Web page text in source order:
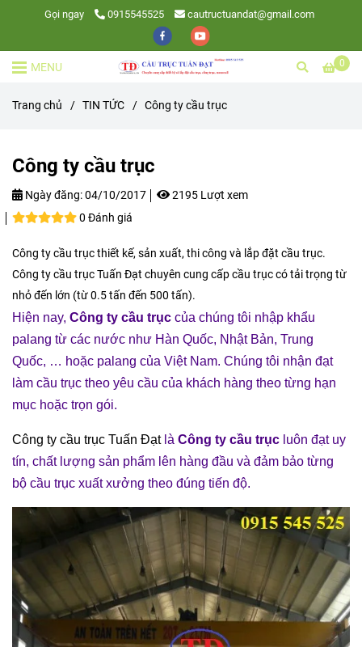
Gọi ngay 0915545525 cautructuandat@gmail.com
0
MENU
Trang chủ / TIN TỨC / Công ty cầu trục
Công ty cầu trục
Ngày đăng:04/10/2017
2195 Lượt xem
0 Đánh giá
Công ty cầu trục thiết kế, sản xuất, thi công và lắp đặt cầu trục.
Công ty cầu trục Tuấn Đạt chuyên cung cấp cầu trục có tải trọng từ
nhỏ đến lớn (từ 0.5 tấn đến 500 tấn).
Hiện nay, Công ty cầu trục của chúng tôi nhập khẩu
palang từ các nước như Hàn Quốc, Nhật Bản, Trung
Quốc, … hoặc palang của Việt Nam. Chúng tôi nhận đạt
làm cầu trục theo yêu cầu của khách hàng theo từng hạn
mục hoặc trọn gói.
Công ty cầu trục Tuấn Đạtlà Công ty cầu trục luôn đạt uy
tín, chất lượng sản phẩm lên hàng đầu và đảm bảo từng
bộ cầu trục xuất xưởng theo đúng tiến độ.